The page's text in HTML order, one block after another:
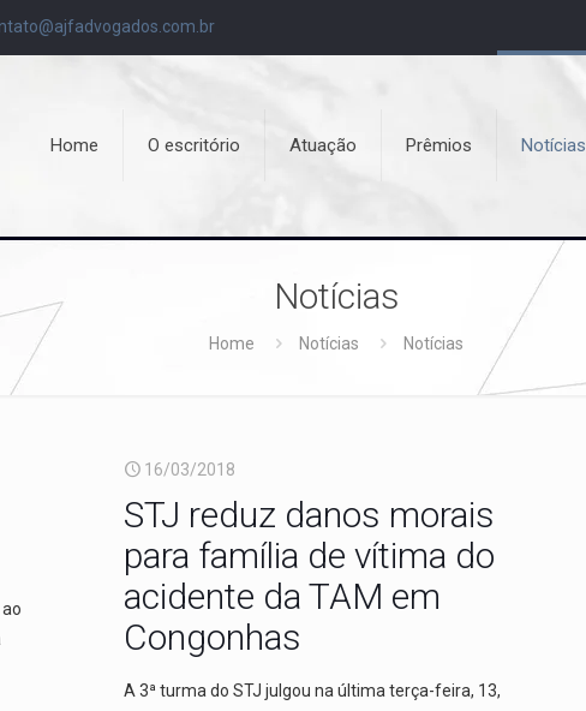
Home O escritório Atuação Prêmios Notícias
Notícias
Home Notícias Notícias
16/03/2018
STJ reduz danos morais
para família de vítima do
acidente da TAM em
Congonhas
A 3ª turma do STJ julgou na última terça-feira, 13,